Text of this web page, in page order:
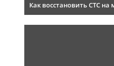
Как восстановить СТС